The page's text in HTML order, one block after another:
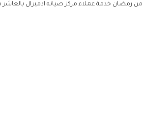
رمضان خدمة عملاء مركز صيانه ادميرال